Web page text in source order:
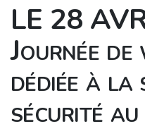
LE 28
Journée de
dédiée à
sécurité